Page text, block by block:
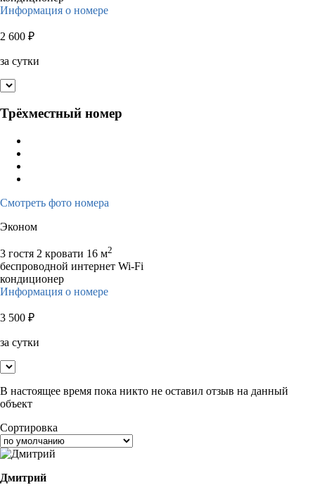
Информация о номере
2 600 ₽
за сутки
Трёхместный номер
Смотреть фото номера
Эконом
3 гостя 2 кровати 16 м2
беспроводной интернет Wi-Fi
кондиционер
Информация о номере
3 500 ₽
за сутки
В настоящее время пока никто не оставил отзыв на данный
объект
Сортировка
Дмитрий